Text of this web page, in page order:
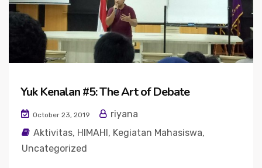
Yuk Kenalan #5: The Art of Debate
October 23, 2019
riyana
Aktivitas, HIMAHI, Kegiatan Mahasiswa,
Uncategorized